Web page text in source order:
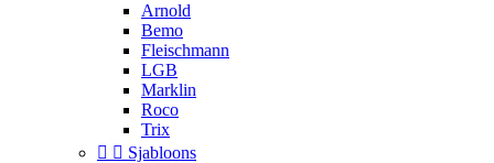
Arnold
Bemo
Fleischmann
LGB
Marklin
Roco
Trix
  Sjabloons